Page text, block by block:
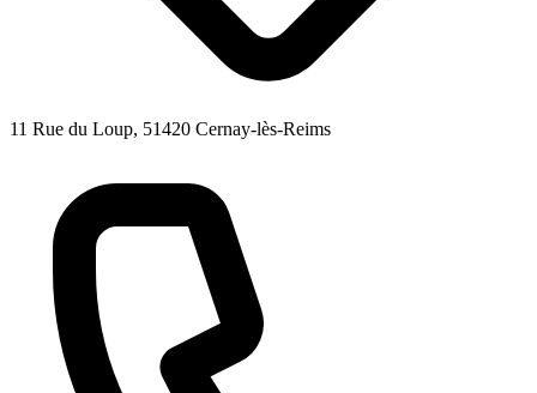
11 Rue du Loup, 51420 Cernay-lès-Reims